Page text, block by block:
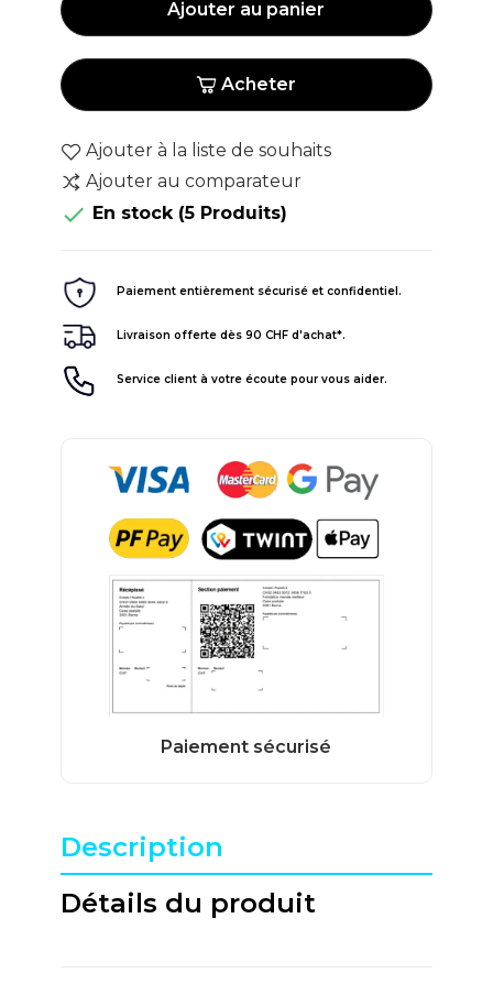
Ajouter au panier
Acheter
Ajouter à la liste de souhaits
Ajouter au comparateur
 En stock (5 Produits)
Paiement entièrement sécurisé et confidentiel.
Livraison offerte dès 90 CHF d'achat*.
Service client à votre écoute pour vous aider.
Description
Détails du produit